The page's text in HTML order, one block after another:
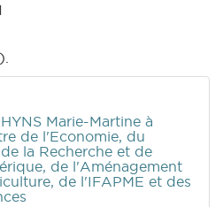
Marie-Martine à
de l'Economie, du
la Recherche et de
de l'Aménagement
de l'IFAPME et des